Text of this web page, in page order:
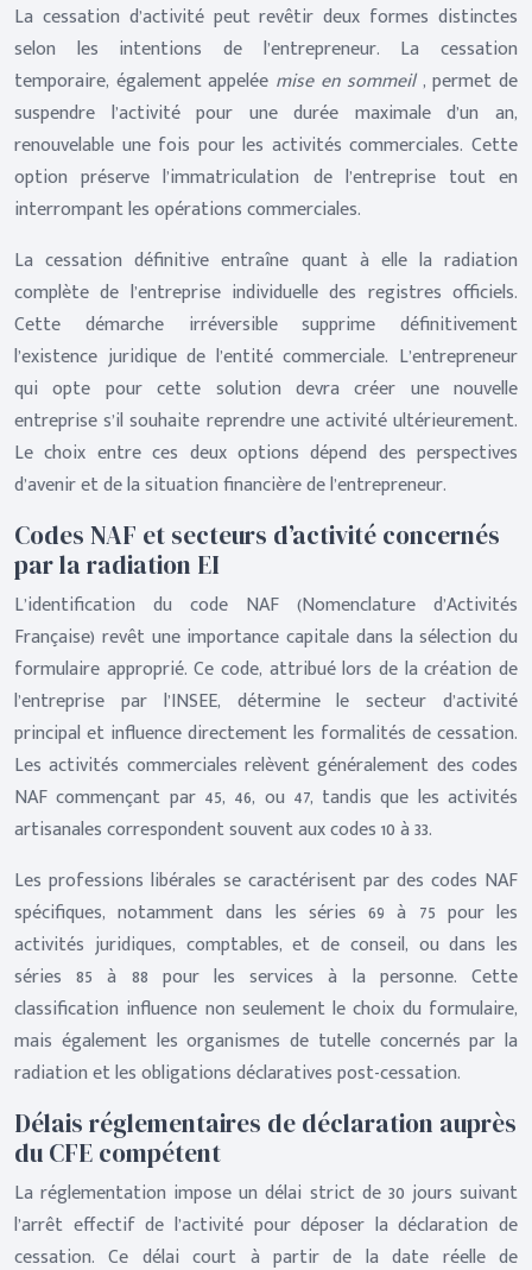
La cessation d’activité peut revêtir deux formes distinctes
selon les intentions de l’entrepreneur. La cessation
temporaire, également appelée mise en sommeil, permet de
suspendre l’activité pour une durée maximale d’un an,
renouvelable une fois pour les activités commerciales. Cette
option préserve l’immatriculation de l’entreprise tout en
interrompant les opérations commerciales.
La cessation définitive entraîne quant à elle la radiation
complète de l’entreprise individuelle des registres officiels.
Cette démarche irréversible supprime définitivement
l’existence juridique de l’entité commerciale. L’entrepreneur
qui opte pour cette solution devra créer une nouvelle
entreprise s’il souhaite reprendre une activité ultérieurement.
Le choix entre ces deux options dépend des perspectives
d’avenir et de la situation financière de l’entrepreneur.
Codes NAF et secteurs d’activité concernés
par la radiation EI
L’identification du code NAF (Nomenclature d’Activités
Française) revêt une importance capitale dans la sélection du
formulaire approprié. Ce code, attribué lors de la création de
l’entreprise par l’INSEE, détermine le secteur d’activité
principal et influence directement les formalités de cessation.
Les activités commerciales relèvent généralement des codes
NAF commençant par 45, 46, ou 47, tandis que les activités
artisanales correspondent souvent aux codes 10 à 33.
Les professions libérales se caractérisent par des codes NAF
spécifiques, notamment dans les séries 69 à 75 pour les
activités juridiques, comptables, et de conseil, ou dans les
séries 85 à 88 pour les services à la personne. Cette
classification influence non seulement le choix du formulaire,
mais également les organismes de tutelle concernés par la
radiation et les obligations déclaratives post-cessation.
Délais réglementaires de déclaration auprès
du CFE compétent
La réglementation impose un délai strict de 30 jours suivant
l’arrêt effectif de l’activité pour déposer la déclaration de
cessation. Ce délai court à partir de la date réelle de